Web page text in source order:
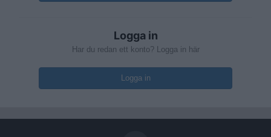
Logga in
Har du redan ett konto? Logga in här
Logga in